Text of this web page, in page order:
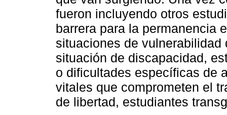
fueron incluyendo otros
barrera para la permanencia
situaciones de
situación de discapacidad,
o dificultades específicas de
vitales que comprometen el
de libertad, estudiantes